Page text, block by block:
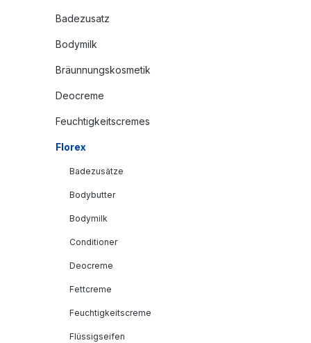
Badezusatz
Bodymilk
Bräunnungskosmetik
Deocreme
Feuchtigkeitscremes
Florex
Badezusätze
Bodybutter
Bodymilk
Conditioner
Deocreme
Fettcreme
Feuchtigkeitscreme
Flüssigseifen